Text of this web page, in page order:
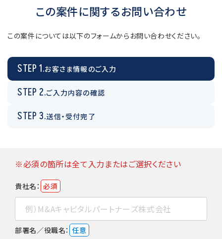
この案件に関するお問い合わせ
この案件については以下のフォームからお問い合わせください。
STEP 1.お客さま情報のご入力
STEP 2.ご入力内容の確認
STEP 3.送信・受付完了
※必須の箇所は全て入力またはご選択ください
貴社名： 必須
部署名／役職名： 任意